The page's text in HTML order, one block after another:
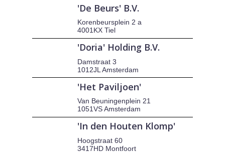
'De Beurs' B.V.
Korenbeursplein 2 a
4001KX Tiel
'Doria' Holding B.V.
Damstraat 3
1012JL Amsterdam
'Het Paviljoen'
Van Beuningenplein 21
1051VS Amsterdam
'In den Houten Klomp'
Hoogstraat 60
3417HD Montfoort